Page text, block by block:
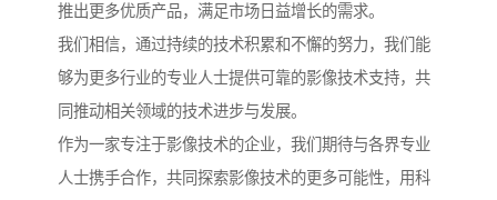
推出更多优质产品，满足市场日益增长的需求。
我们相信，通过持续的技术积累和不懈的努力，我们能
够为更多行业的专业人士提供可靠的影像技术支持，共
同推动相关领域的技术进步与发展。
作为一家专注于影像技术的企业，我们期待与各界专业
人士携手合作，共同探索影像技术的更多可能性，用科